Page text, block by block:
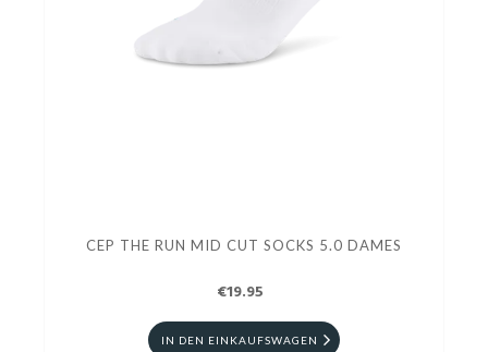
CEP THE RUN MID CUT SOCKS 5.0 DAMES
€19.95
IN DEN EINKAUFSWAGEN